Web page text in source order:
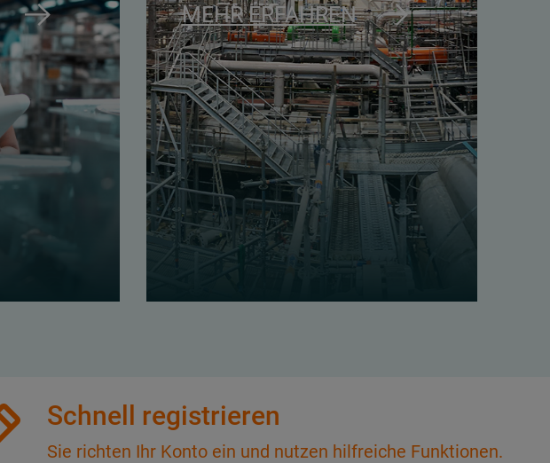
MEHR ERFAHREN
Schnell registrieren
Sie richten Ihr Konto ein und nutzen hilfreiche Funktionen.